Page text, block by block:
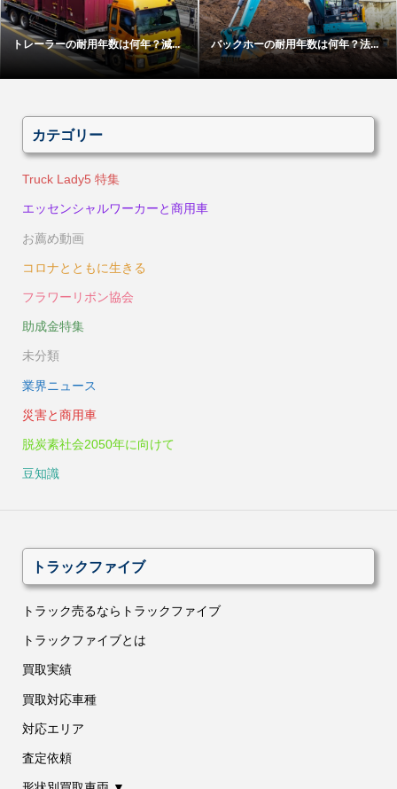
トレーラーの耐用年数は何年？減... バックホーの耐用年数は何年？法...
カテゴリー
Truck Lady5 特集
エッセンシャルワーカーと商用車
お薦め動画
コロナとともに生きる
フラワーリボン協会
助成金特集
未分類
業界ニュース
災害と商用車
脱炭素社会2050年に向けて
豆知識
トラックファイブ
トラック売るならトラックファイブ
トラックファイブとは
買取実績
買取対応車種
対応エリア
査定依頼